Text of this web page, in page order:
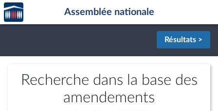
Aller au contenu
Aller en bas de la page
Accèder
à la
page
Assemblée nationale
Résultats >
Recherche dans la base des
amendements